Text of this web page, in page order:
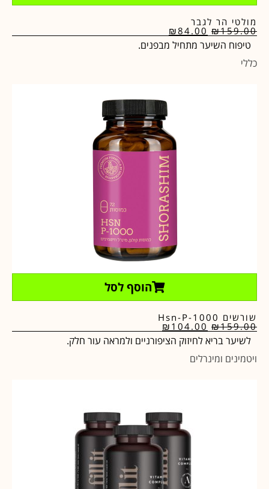
מולטי הר לגבר
₪159.00
₪84.00
טיפוח השיער מתחיל מבפנים.
כללי
הוסף לסל
שורשים Hsn-P-1000
₪159.00
₪ 104.00
לשיער בריא לחיזוק הציפורניים ולמראה עור חלק.
ויטמינים ומינרלים